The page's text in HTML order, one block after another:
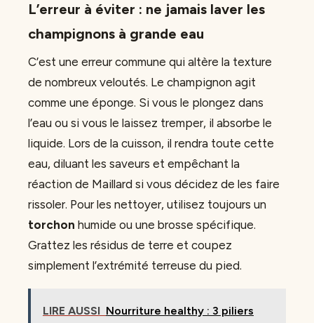
L’erreur à éviter : ne jamais laver les
champignons à grande eau
C’est une erreur commune qui altère la texture
de nombreux veloutés. Le champignon agit
comme une éponge. Si vous le plongez dans
l’eau ou si vous le laissez tremper, il absorbe le
liquide. Lors de la cuisson, il rendra toute cette
eau, diluant les saveurs et empêchant la
réaction de Maillard si vous décidez de les faire
rissoler. Pour les nettoyer, utilisez toujours un
torchon humide ou une brosse spécifique.
Grattez les résidus de terre et coupez
simplement l’extrémité terreuse du pied.
LIRE AUSSI Nourriture healthy : 3 piliers